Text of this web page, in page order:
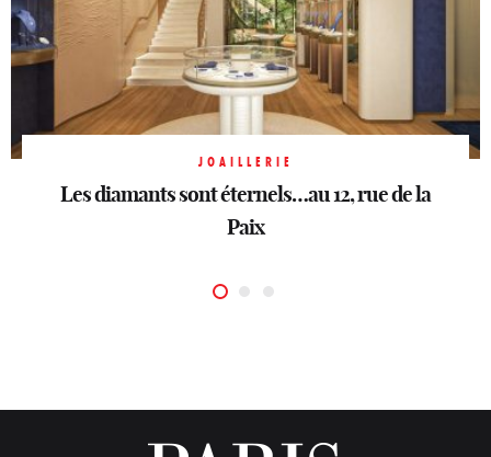
JOAILLERIE
Les diamants sont éternels…au 12, rue de la
Paix
JOAILLERIE
Sous une bonne étoile
JOAILLERIE
Sahag Arslanian ouvre sa première boutique
parisienne